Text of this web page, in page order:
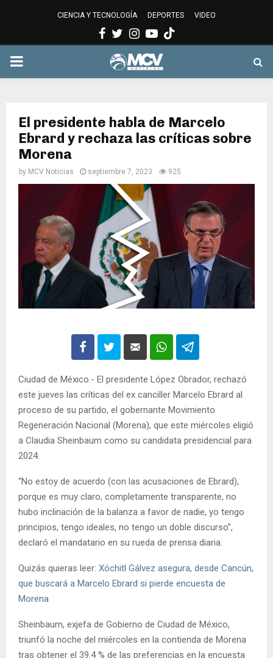
CIENCIA Y TECNOLOGÍA DEPORTES VIDEO
Facebook
Twitter
Instagram
Youtube
PRIMARY
El presidente habla de Marcelo
Ebrard y rechaza las críticas sobre
Morena
by MCV Noticias septiembre 7, 2023 925
Ciudad de México.- El presidente López Obrador, rechazó
este jueves las críticas del ex canciller Marcelo Ebrard al
proceso de su partido, el gobernante Movimiento
Regeneración Nacional (Morena), que este miércoles eligió
a Claudia Sheinbaum como su candidata presidencial para
2024.
“No estoy de acuerdo (con las acusaciones de Ebrard),
porque es muy claro, completamente transparente, no
hubo inclinación de la balanza a favor de nadie, yo tengo
principios, tengo ideales, no tengo un doble discurso”,
declaró el mandatario en su rueda de prensa diaria.
Quizás quieras leer: Xóchitl Gálvez asegura, desde Cancún,
que buscará a Marcelo Ebrard si pierde encuesta de
Morena
Sheinbaum, exjefa de Gobierno de Ciudad de México,
triunfó la noche del miércoles en la contienda de Morena
tras obtener el 39.4 % de las preferencias en la encuesta